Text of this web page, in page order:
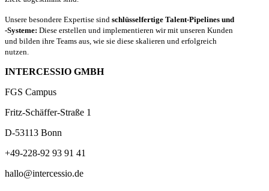
Unsere besondere Expertise sind schlüsselfertige Talent-Pipelines und
-Systeme: Diese erstellen und implementieren wir mit unseren Kunden
und bilden ihre Teams aus, wie sie diese skalieren und erfolgreich
nutzen.
INTERCESSIO GMBH
FGS Campus
Fritz-Schäffer-Straße 1
D-53113 Bonn
+49-228-92 93 91 41
hallo@intercessio.de